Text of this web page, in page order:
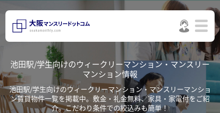
池田駅/学生向けのウィークリーマンション・マンスリー
マンション情報
池田駅/学生向けのウィークリーマンション・マンスリーマンショ
ン賃貸物件一覧を掲載中。敷金・礼金無料、家具・家電付をご紹
介。こだわり条件での絞込みも簡単！